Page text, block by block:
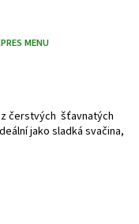
MENU
čerstvých šťavnatých
jako sladká svačina,